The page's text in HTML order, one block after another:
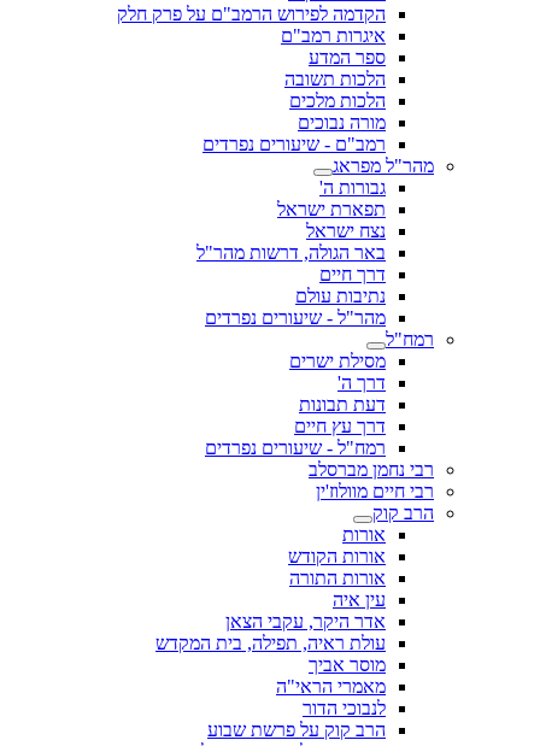
הקדמה לפירוש הרמב"ם על פרק חלק
איגרות רמב"ם
ספר המדע
הלכות תשובה
הלכות מלכים
מורה נבוכים
רמב"ם - שיעורים נפרדים
מהר"ל מפראג
גבורות ה'
תפארת ישראל
נצח ישראל
באר הגולה, דרשות מהר"ל
דרך חיים
נתיבות עולם
מהר"ל - שיעורים נפרדים
רמח"ל
מסילת ישרים
דרך ה'
דעת תבונות
דרך עץ חיים
רמח"ל - שיעורים נפרדים
רבי נחמן מברסלב
רבי חיים מוולוז'ין
הרב קוק
אורות
אורות הקודש
אורות התורה
עין איה
אדר היקר, עקבי הצאן
עולת ראיה, תפילה, בית המקדש
מוסר אביך
מאמרי הראי"ה
לנבוכי הדור
הרב קוק על פרשת שבוע